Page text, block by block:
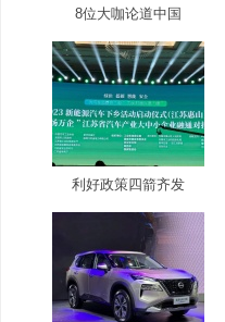
8位大咖论道中国
利好政策四箭齐发